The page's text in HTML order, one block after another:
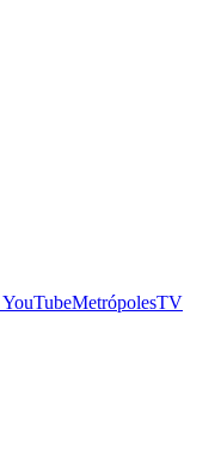
YouTubeMetrópolesTV